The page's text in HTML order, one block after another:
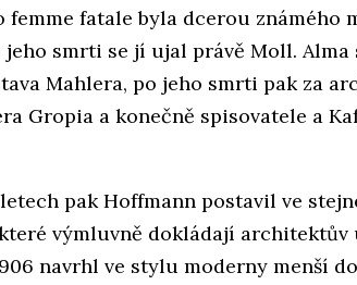
femme fatale byla dcerou známého
smrti se jí ujal právě Moll. Alma
Mahlera, po jeho smrti pak za
Gropia a konečně spisovatele a
pak Hoffmann postavil ve
výmluvně dokládají architektův
navrhl ve stylu moderny menší